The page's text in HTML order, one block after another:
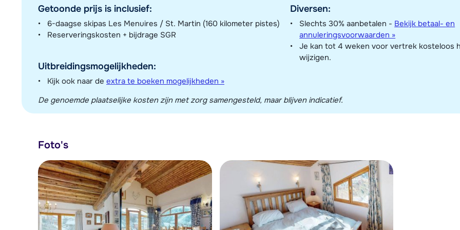
Getoonde prijs is inclusief:
6-daagse skipas Les Menuires / St. Martin (160 kilometer pistes)
Reserveringskosten + bijdrage SGR
Uitbreidingsmogelijkheden:
Kijk ook naar de extra te boeken mogelijkheden »
Diversen:
Slechts 30% aanbetalen - Bekijk betaal- en
annuleringsvoorwaarden »
Je kan tot 4 weken voor vertrek kosteloos
wijzigen.
De genoemde plaatselijke kosten zijn met zorg samengesteld, maar blijven indicatief.
Foto's